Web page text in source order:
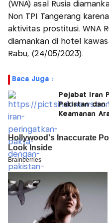
(WNA) asal Rusia
Non TPI Tangerang
aktivitas prostitusi. WNA
diamankan di hotel
Rabu, (24/05/2023).
Baca Juga :
Pejabat Iran
Pakistan dan
Keamanan